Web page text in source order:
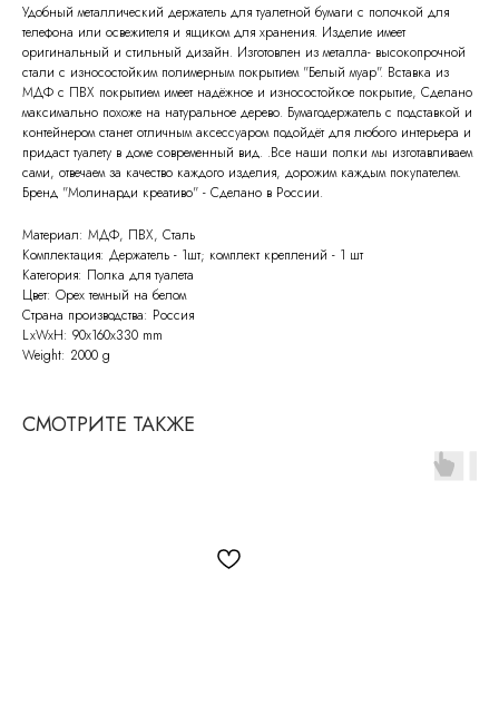
Удобный металлический держатель для туалетной бумаги с полочкой для
телефона или освежителя и ящиком для хранения. Изделие имеет
оригинальный и стильный дизайн. Изготовлен из металла- высокопрочной
стали с износостойким полимерным покрытием "Белый муар". Вставка из
МДФ с ПВХ покрытием имеет надёжное и износостойкое покрытие, Сделано
максимально похоже на натуральное дерево. Бумагодержатель с подставкой и
контейнером станет отличным аксессуаром подойдёт для любого интерьера и
придаст туалету в доме современный вид. .Все наши полки мы изготавливаем
сами, отвечаем за качество каждого изделия, дорожим каждым покупателем.
Бренд "Молинарди креативо" - Сделано в России.
Материал: МДФ, ПВХ, Сталь
Комплектация: Держатель - 1шт; комплект креплений - 1 шт
Категория: Полка для туалета
Цвет: Орех темный на белом
Страна производства: Россия
LxWxH: 90x160x330 mm
Weight: 2000 g
СМОТРИТЕ ТАКЖЕ